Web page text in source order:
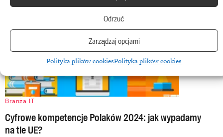
Odrzuć
Zarządzaj opcjami
Polityka plików cookiesPolityka plików cookies
Branża IT
Cyfrowe kompetencje Polaków 2024: jak wypadamy
na tle UE?